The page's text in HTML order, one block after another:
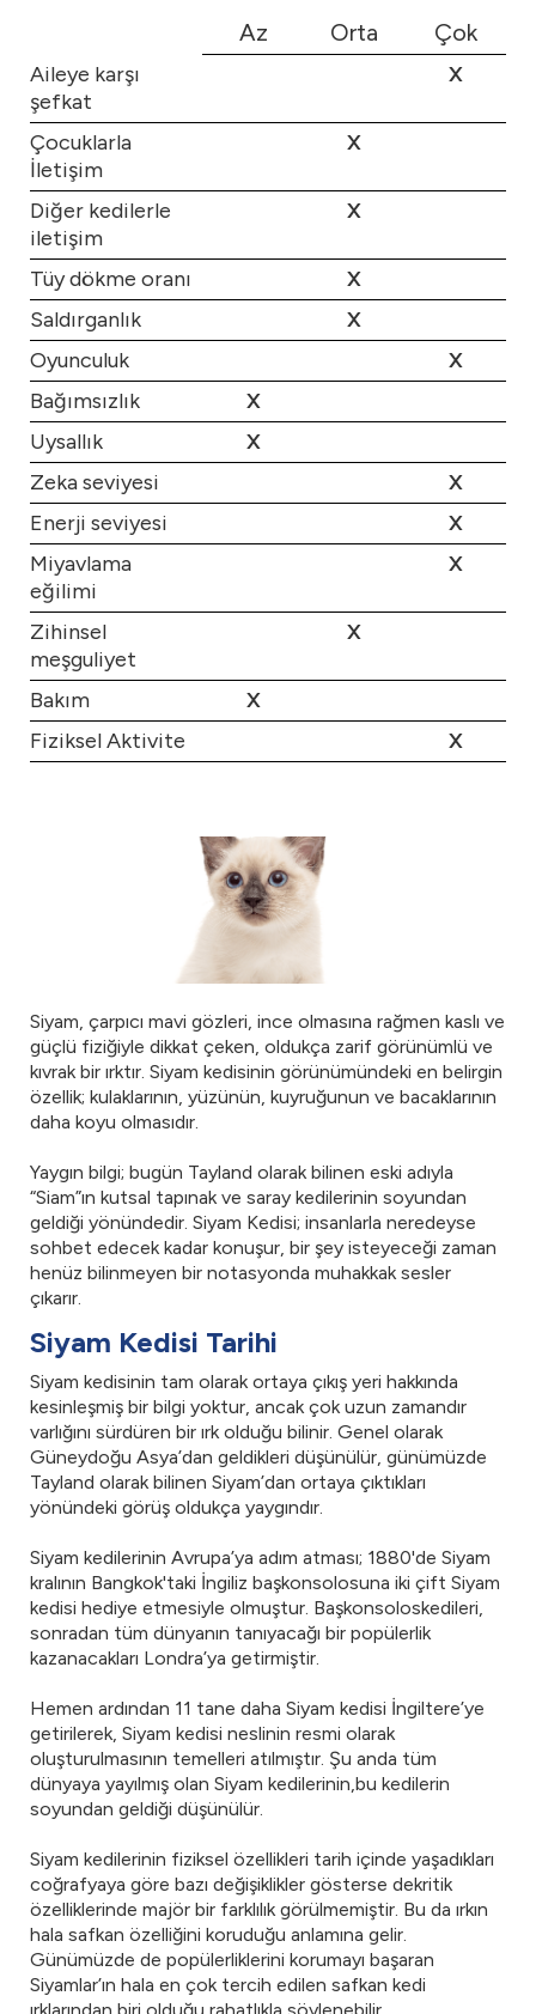
Az Orta Çok
Aileye karşı
şefkat
X
Çocuklarla
İletişim
X
Diğer kedilerle
iletişim
X
Tüy dökme oranı
X
Saldırganlık
X
Oyunculuk
X
Bağımsızlık
X
Uysallık
X
Zeka seviyesi
X
Enerji seviyesi
X
Miyavlama
eğilimi
X
Zihinsel
meşguliyet
X
Bakım
X
Fiziksel Aktivite
X
Siyam, çarpıcı mavi gözleri, ince olmasına rağmen kaslı ve
güçlü fiziğiyle dikkat çeken, oldukça zarif görünümlü ve
kıvrak bir ırktır. Siyam kedisinin görünümündeki en belirgin
özellik; kulaklarının, yüzünün, kuyruğunun ve bacaklarının
daha koyu olmasıdır.
Yaygın bilgi; bugün Tayland olarak bilinen eski adıyla
“Siam”ın kutsal tapınak ve saray kedilerinin soyundan
geldiği yönündedir. Siyam Kedisi; insanlarla neredeyse
sohbet edecek kadar konuşur, bir şey isteyeceği zaman
henüz bilinmeyen bir notasyonda muhakkak sesler
çıkarır.
Siyam Kedisi Tarihi
Siyam kedisinin tam olarak ortaya çıkış yeri hakkında
kesinleşmiş bir bilgi yoktur, ancak çok uzun zamandır
varlığını sürdüren bir ırk olduğu bilinir. Genel olarak
Güneydoğu Asya’dan geldikleri düşünülür, günümüzde
Tayland olarak bilinen Siyam’dan ortaya çıktıkları
yönündeki görüş oldukça yaygındır.
Siyam kedilerinin Avrupa’ya adım atması; 1880'de Siyam
kralının Bangkok'taki İngiliz başkonsolosuna iki çift Siyam
kedisi hediye etmesiyle olmuştur. Başkonsoloskedileri,
sonradan tüm dünyanın tanıyacağı bir popülerlik
kazanacakları Londra’ya getirmiştir.
Hemen ardından 11 tane daha Siyam kedisi İngiltere’ye
getirilerek, Siyam kedisi neslinin resmi olarak
oluşturulmasının temelleri atılmıştır. Şu anda tüm
dünyaya yayılmış olan Siyam kedilerinin,bu kedilerin
soyundan geldiği düşünülür.
Siyam kedilerinin fiziksel özellikleri tarih içinde yaşadıkları
coğrafyaya göre bazı değişiklikler gösterse dekritik
özelliklerinde majör bir farklılık görülmemiştir. Bu da ırkın
hala safkan özelliğini koruduğu anlamına gelir.
Günümüzde de popülerliklerini korumayı başaran
Siyamlar’ın hala en çok tercih edilen safkan kedi
ırklarından biri olduğu rahatlıkla söylenebilir.